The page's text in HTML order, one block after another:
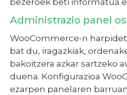
bezeroek beti informatua
Administrazio panel
WooCommerce-n
bat du, iragazkiak,
bakoitzera azkar sartzeko
duena. Konfigurazioa
ezarpen panelaren